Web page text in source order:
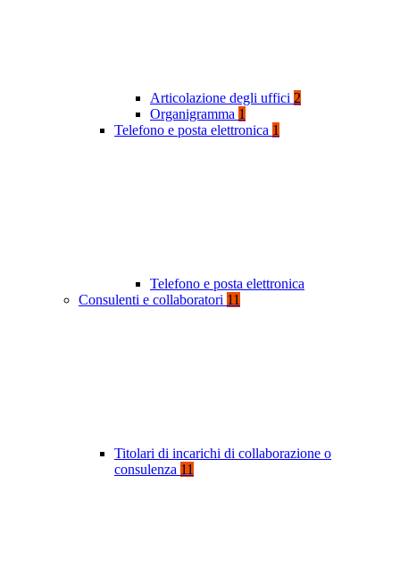
Articolazione degli uffici 2
Organigramma 1
Telefono e posta elettronica 1
Telefono e posta elettronica
Consulenti e collaboratori 11
Titolari di incarichi di collaborazione o
consulenza 11